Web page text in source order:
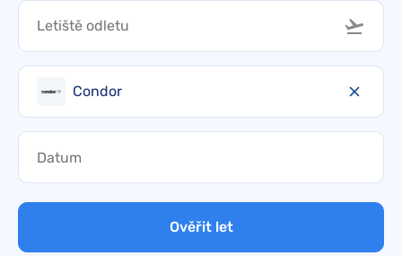
Condor
Ověřit let